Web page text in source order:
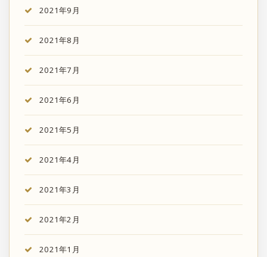
2021年9月
2021年8月
2021年7月
2021年6月
2021年5月
2021年4月
2021年3月
2021年2月
2021年1月